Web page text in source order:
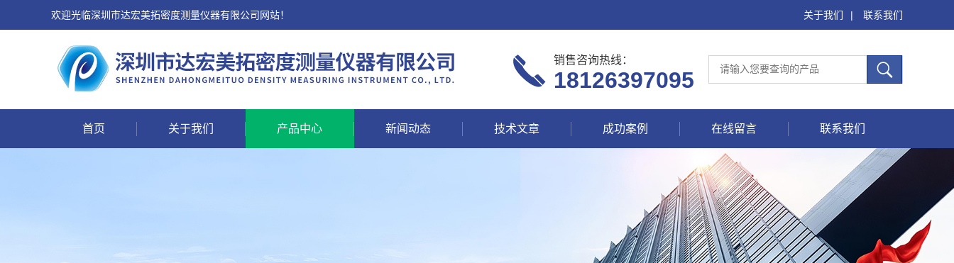
欢迎光临深圳市达宏美拓密度测量仪器有限公司网站！ 关于我们 | 联系我们
销售咨询热线：
18126397095
首页 关于我们 产品中心 新闻动态 技术文章 成功案例 在线留言 联系我们